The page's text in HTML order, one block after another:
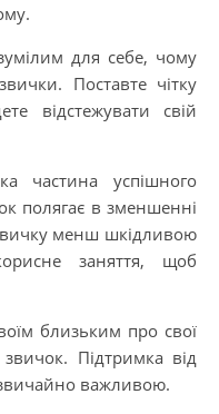
для себе, чому
Поставте чітку
відстежувати свій
частина успішного
полягає в зменшенні
менш шкідливою
заняття, щоб
близьким про свої
Підтримка від
важливою.